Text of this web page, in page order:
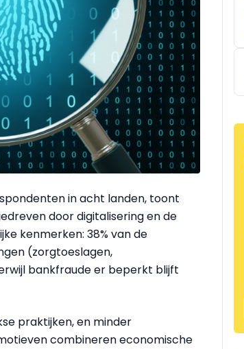
in acht landen, toont
door digitalisering en de
kenmerken: 38% van de
(zorgtoeslagen,
bankfraude er beperkt blijft
praktijken, en minder
combineren economische